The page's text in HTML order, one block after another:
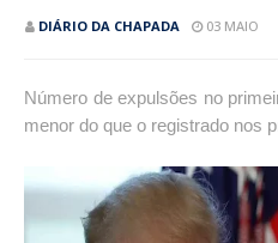
DIÁRIO DA CHAPADA 03 MAIO
Número de expulsões no
menor do que o registrado nos